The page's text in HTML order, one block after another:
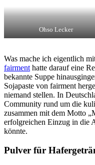
Ohso Lecker
Was mache ich eigentlich
fairment hatte darauf eine
bekannte Suppe
Sojapaste von fairment
niemand stellen. In
Community rund um die
zusammen mit dem Motto
erfolgreichen Einzug in die
könnte.
Pulver für